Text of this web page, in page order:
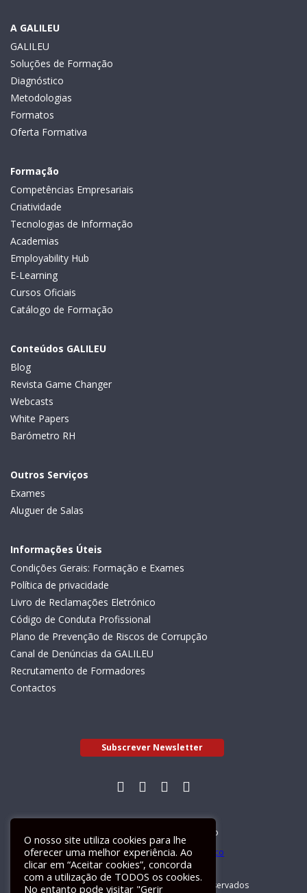
A GALILEU
GALILEU
Soluções de Formação
Diagnóstico
Metodologias
Formatos
Oferta Formativa
Formação
Competências Empresariais
Criatividade
Tecnologias de Informação
Academias
Employability Hub
E-Learning
Cursos Oficiais
Catálogo de Formação
Conteúdos GALILEU
Blog
Revista Game Changer
Webcasts
White Papers
Barómetro RH
Outros Serviços
Exames
Aluguer de Salas
Informações Úteis
Condições Gerais: Formação e Exames
Política de privacidade
Livro de Reclamações Eletrónico
Código de Conduta Profissional
Plano de Prevenção de Riscos de Corrupção
Canal de Denúncias da GALILEU
Recrutamento de Formadores
Contactos
Subscrever Newsletter
Livro de Reclamações Electrónico
GALILEU 2026 © Todos os direitos reservados
O nosso site utiliza cookies para lhe
oferecer uma melhor experiência. Ao
clicar em “Aceitar cookies”, concorda
com a utilização de TODOS os cookies.
No entanto pode visitar "Gerir